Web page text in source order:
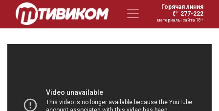
Горячая линия
277-222
материалы сайта 18+